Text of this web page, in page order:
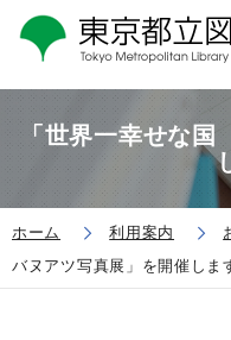
「世界一幸せな
ホーム 利用案内
バヌアツ写真展」を開催しま